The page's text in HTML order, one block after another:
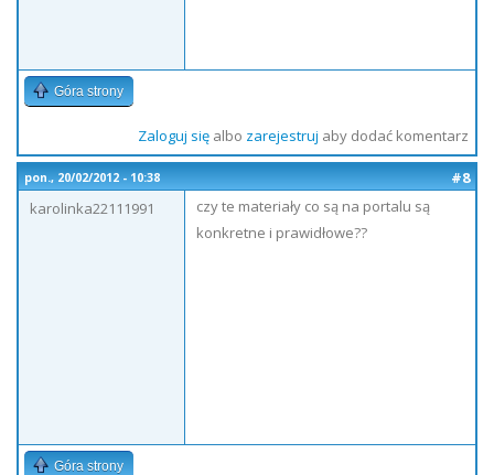
Góra strony
Zaloguj sięalbo zarejestruj aby dodać komentarz
pon., 20/02/2012 - 10:38
#8
karolinka22111991
czy te materiały co są na portalu są
konkretne i prawidłowe??
Góra strony